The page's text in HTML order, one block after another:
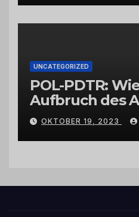
UNCATEGORIZED
POL-PDTR:
Aufbruch des
Hermeskeil am
OKTOBER 19, 2023